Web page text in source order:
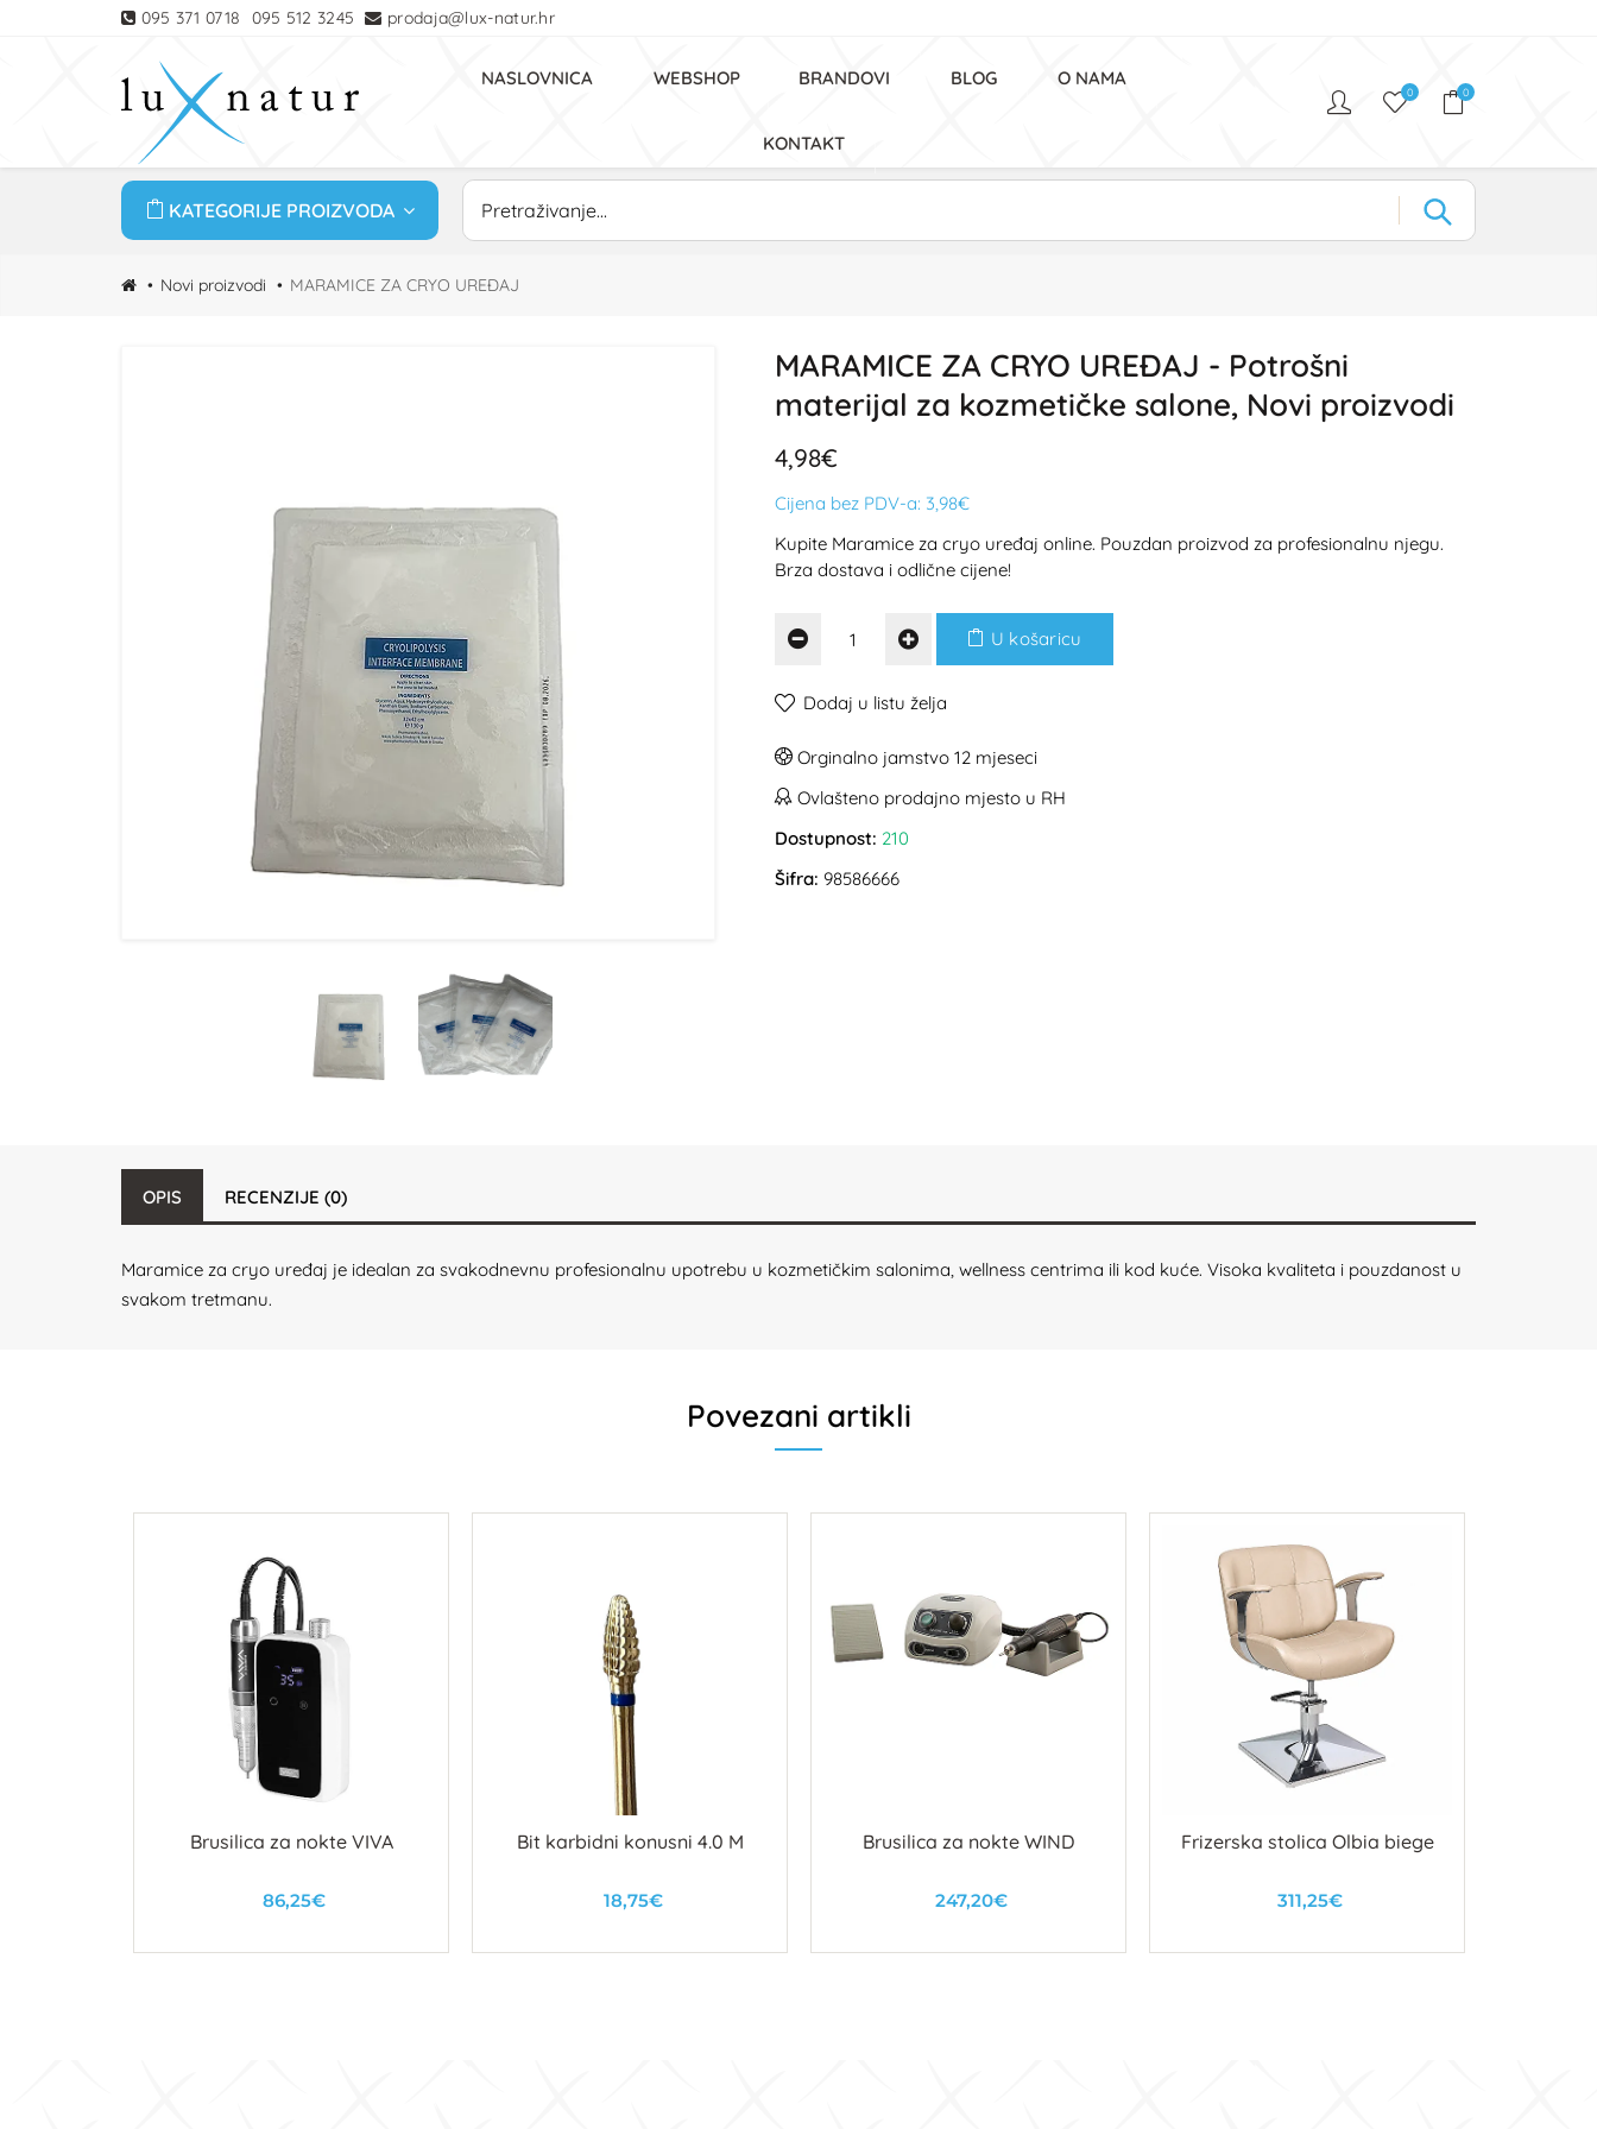
095 371 0718 095 512 3245 prodaja@lux-natur.hr
NASLOVNICA WEBSHOP BRANDOVI BLOG O NAMA
KONTAKT
0 0
KATEGORIJE PROIZVODA
Novi proizvodi MARAMICE ZA CRYO UREĐAJ
MARAMICE ZA CRYO UREĐAJ - Potrošni
materijal za kozmetičke salone, Novi proizvodi
4,98€
Cijena bez PDV-a: 3,98€
Kupite Maramice za cryo uređaj online. Pouzdan proizvod za profesionalnu njegu.
Brza dostava i odlične cijene!
U košaricu
Dodaj u listu želja
Orginalno jamstvo 12 mjeseci
Ovlašteno prodajno mjesto u RH
Dostupnost: 210
Šifra: 98586666
OPIS RECENZIJE (0)
Maramice za cryo uređaj je idealan za svakodnevnu profesionalnu upotrebu u kozmetičkim salonima, wellness centrima ili kod kuće. Visoka kvaliteta i pouzdanost u
svakom tretmanu.
Povezani artikli
Brusilica za nokte VIVA
86,25€
U košaricu
Bit karbidni konusni 4.0 M
18,75€
U košaricu
Brusilica za nokte WIND
247,20€
U košaricu
Frizerska stolica Olbia biege
311,25€
U košaricu